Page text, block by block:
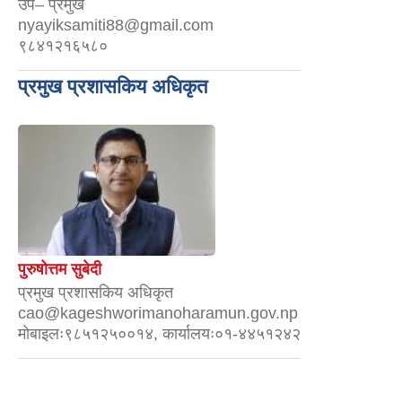
उप– प्रमुख
nyayiksamiti88@gmail.com
९८४१२१६५८०
प्रमुख प्रशासकिय अधिकृत
पुरुषोत्तम सुबेदी
प्रमुख प्रशासकिय अधिकृत
cao@kageshworimanoharamun.gov.np
मोबाइलः९८५१२५००१४, कार्यालयः०१-४४५१२४२